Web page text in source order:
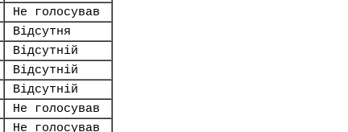
Не голосував
Відсутня
Відсутній
Відсутній
Відсутній
Не голосував
Не голосував